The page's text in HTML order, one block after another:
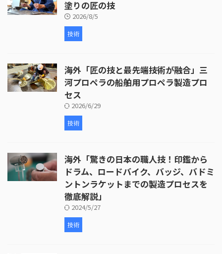
塗りの匠の技
2026/8/5
技術
海外「匠の技と最先端技術が融合」三
河プロペラの船舶用プロペラ製造プロ
セス
2026/6/29
技術
海外「驚きの日本の職人技！印鑑から
ドラム、ロードバイク、バッジ、バドミ
ントンラケットまでの製造プロセスを
徹底解説」
2024/5/27
技術